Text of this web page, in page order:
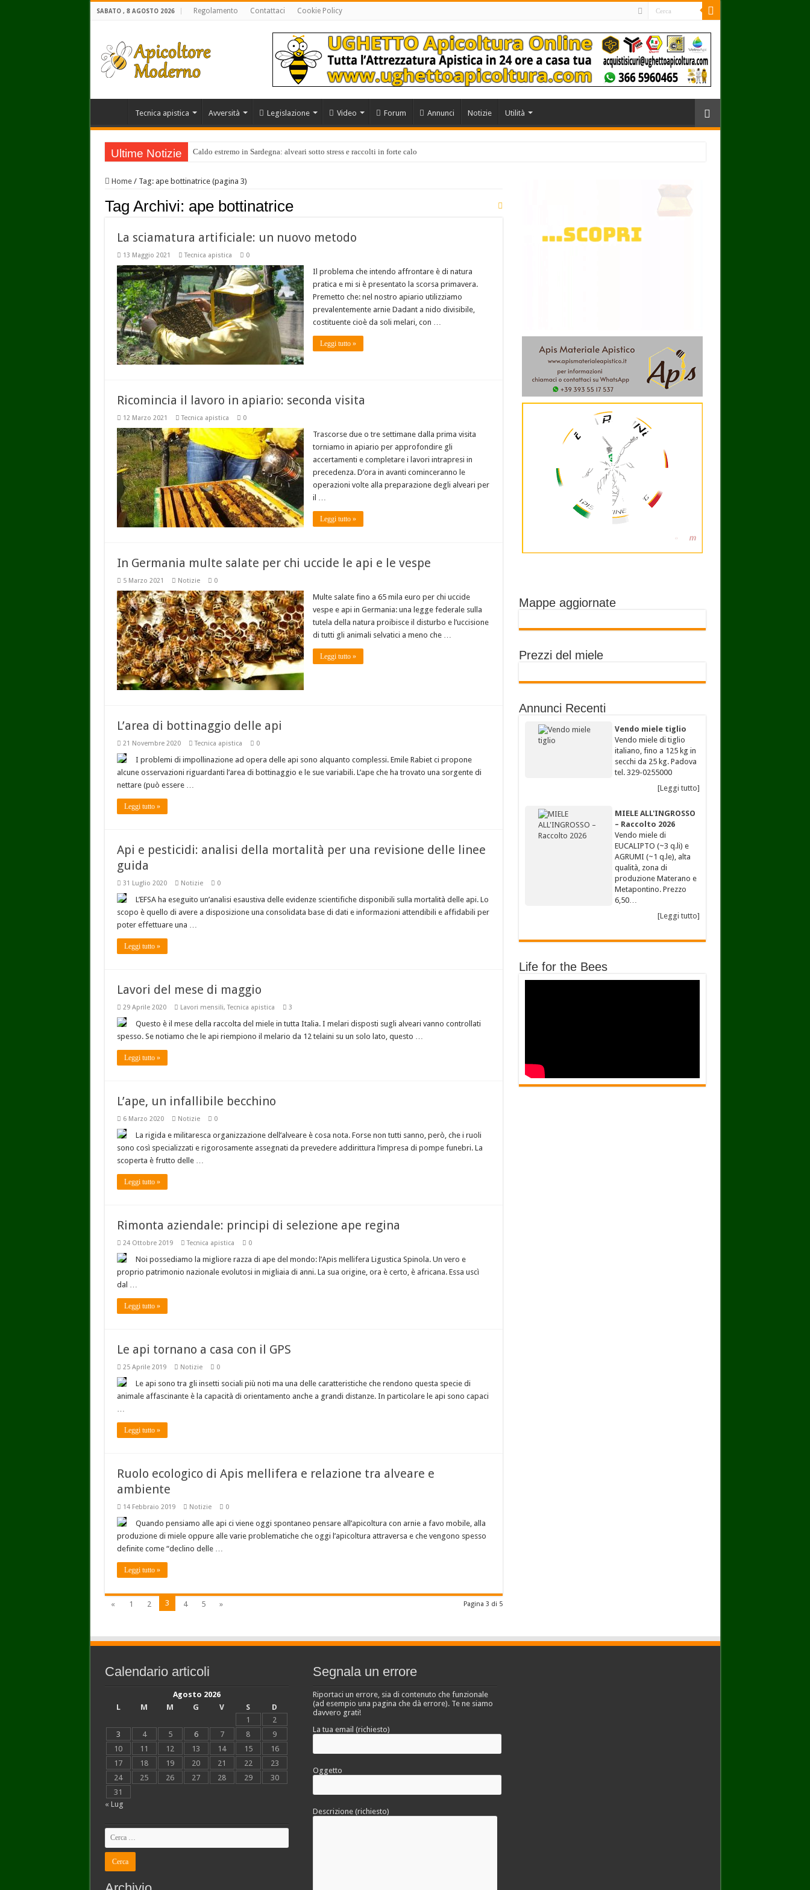
SABATO , 8 AGOSTO 2026 Regolamento Contattaci Cookie Policy
Tecnica apistica Avversità Legislazione Video Forum Annunci Notizie Utilità
Ultime Notizie Caldo estremo in Sardegna: alveari sotto stress e raccolti in forte calo
Home / Tag: ape bottinatrice(pagina 3)
Tag Archivi: ape bottinatrice
La sciamatura artificiale: un nuovo metodo
13 Maggio 2021 Tecnica apistica 0
Il problema che intendo affrontare è di natura
pratica e mi si è presentato la scorsa primavera.
Premetto che: nel nostro apiario utilizziamo
prevalentemente arnie Dadant a nido divisibile,
costituente cioè da soli melari, con …
Leggi tutto »
Ricomincia il lavoro in apiario: seconda visita
12 Marzo 2021 Tecnica apistica 0
Trascorse due o tre settimane dalla prima visita
torniamo in apiario per approfondire gli
accertamenti e completare i lavori intrapresi in
precedenza. D’ora in avanti cominceranno le
operazioni volte alla preparazione degli alveari per
il …
Leggi tutto »
In Germania multe salate per chi uccide le api e le vespe
5 Marzo 2021 Notizie 0
Multe salate fino a 65 mila euro per chi uccide
vespe e api in Germania: una legge federale sulla
tutela della natura proibisce il disturbo e l’uccisione
di tutti gli animali selvatici a meno che …
Leggi tutto »
L’area di bottinaggio delle api
21 Novembre 2020 Tecnica apistica 0
I problemi di impollinazione ad opera delle api sono alquanto complessi. Emile Rabiet ci propone
alcune osservazioni riguardanti l’area di bottinaggio e le sue variabili. L’ape che ha trovato una sorgente di
nettare (può essere …
Leggi tutto »
Api e pesticidi: analisi della mortalità per una revisione delle linee
guida
31 Luglio 2020 Notizie 0
L’EFSA ha eseguito un’analisi esaustiva delle evidenze scientifiche disponibili sulla mortalità delle api. Lo
scopo è quello di avere a disposizione una consolidata base di dati e informazioni attendibili e affidabili per
poter effettuare una …
Leggi tutto »
Lavori del mese di maggio
29 Aprile 2020 Lavori mensili,Tecnica apistica 3
Questo è il mese della raccolta del miele in tutta Italia. I melari disposti sugli alveari vanno controllati
spesso. Se notiamo che le api riempiono il melario da 12 telaini su un solo lato, questo …
Leggi tutto »
L’ape, un infallibile becchino
6 Marzo 2020 Notizie 0
La rigida e militaresca organizzazione dell’alveare è cosa nota. Forse non tutti sanno, però, che i ruoli
sono così specializzati e rigorosamente assegnati da prevedere addirittura l’impresa di pompe funebri. La
scoperta è frutto delle …
Leggi tutto »
Rimonta aziendale: principi di selezione ape regina
24 Ottobre 2019 Tecnica apistica 0
Noi possediamo la migliore razza di ape del mondo: l’Apis mellifera Ligustica Spinola. Un vero e
proprio patrimonio nazionale evolutosi in migliaia di anni. La sua origine, ora è certo, è africana. Essa uscì
dal …
Leggi tutto »
Le api tornano a casa con il GPS
25 Aprile 2019 Notizie 0
Le api sono tra gli insetti sociali più noti ma una delle caratteristiche che rendono questa specie di
animale affascinante è la capacità di orientamento anche a grandi distanze. In particolare le api sono capaci
…
Leggi tutto »
Ruolo ecologico di Apis mellifera e relazione tra alveare e
ambiente
14 Febbraio 2019 Notizie 0
Quando pensiamo alle api ci viene oggi spontaneo pensare all’apicoltura con arnie a favo mobile, alla
produzione di miele oppure alle varie problematiche che oggi l’apicoltura attraversa e che vengono spesso
definite come “declino delle …
Leggi tutto »
Pagina 3 di 5
« 1 2 3 4 5 »
Mappe aggiornate
Prezzi del miele
Annunci Recenti
Vendo miele tiglio
Vendo miele di tiglio
italiano, fino a 125 kg in
secchi da 25 kg. Padova
tel. 329-0255000
[Leggi tutto]
MIELE ALL'INGROSSO
– Raccolto 2026
Vendo miele di
EUCALIPTO (~3 q.li) e
AGRUMI (~1 q.le), alta
qualità, zona di
produzione Materano e
Metapontino. Prezzo
6,50…
[Leggi tutto]
Life for the Bees
Calendario articoli
Agosto 2026
L
M M G V S
D
1
2
3
4 5 6 7 8
9
10
11 12 13 14 15
16
17
18 19 20 21 22
23
24
25 26 27 28 29
30
31
« Lug
Segnala un errore
Riportaci un errore, sia di contenuto che funzionale
(ad esempio una pagina che dà errore). Te ne siamo
davvero grati!
La tua email (richiesto)
Oggetto
Descrizione (richiesto)